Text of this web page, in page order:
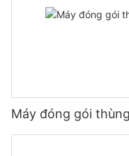
Máy đóng gói